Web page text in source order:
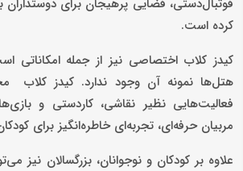
کرده است.
کیدز کلاب اختصاصی نیز از جمله امکاناتی
هتل‌ها نمونه آن وجود ندارد. کیدز کلاب
فعالیت‌هایی نظیر نقاشی، کاردستی و
مربیان حرفه‌ای، تجربه‌ای خاطره‌انگیز برای
علاوه بر کودکان و نوجوانان، بزرگسالان نیز